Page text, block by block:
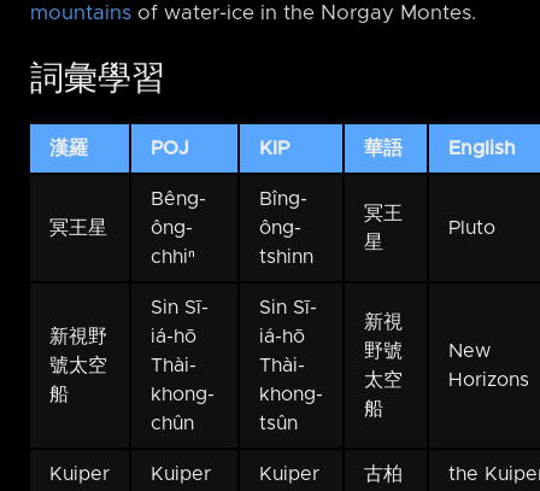
mountains of water-ice in the Norgay Montes.
詞彙學習
漢羅 POJ KIP 華語 English
冥王星
Bêng-
ông-
chhiⁿ
Bîng-
ông-
tshinn
冥王
星
Pluto
新視野
號太空
船
Sin Sī-
iá-hō
Thài-
khong-
chûn
Sin Sī-
iá-hō
Thài-
khong-
tsûn
新視
野號
太空
船
New
Horizons
Kuiper
Kuiper
Kuiper
古柏
the